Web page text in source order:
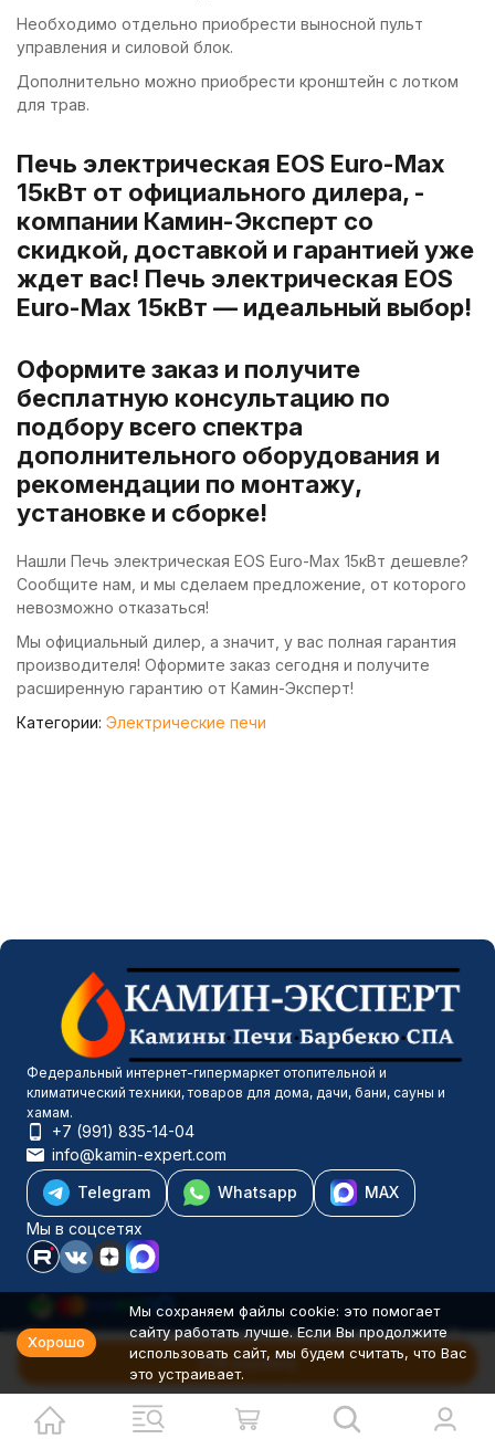
В корзину
Необходимо отдельно приобрести выносной пульт
управления и силовой блок.
Дополнительно можно приобрести кронштейн с лотком
для трав.
Печь электрическая EOS Euro-Max
15кВт от официального дилера, -
компании Камин-Эксперт со
скидкой, доставкой и гарантией уже
ждет вас! Печь электрическая EOS
Euro-Max 15кВт — идеальный выбор!
Оформите заказ и получите
бесплатную консультацию по
подбору всего спектра
дополнительного оборудования и
рекомендации по монтажу,
установке и сборке!
Нашли Печь электрическая EOS Euro-Max 15кВт дешевле?
Сообщите нам, и мы сделаем предложение, от которого
невозможно отказаться!
Мы официальный дилер, а значит, у вас полная гарантия
производителя! Оформите заказ сегодня и получите
расширенную гарантию от Камин-Эксперт!
Категории: Электрические печи
Федеральный интернет-гипермаркет отопительной и
климатический техники, товаров для дома, дачи, бани, сауны и
хамам.
+7 (991) 835-14-04
info@kamin-expert.com
Telegram
Whatsapp
MAX
Мы в соцсетях
Каталог товаров
Компания
Информация
Политика персональных данных
© 2001-2026 Камин-Эксперт ИП Понюхов В. А. ОГРНИП
Хорошо
Мы сохраняем файлы cookie: это помогает
сайту работать лучше. Если Вы продолжите
использовать сайт, мы будем считать, что Вас
это устраивает.